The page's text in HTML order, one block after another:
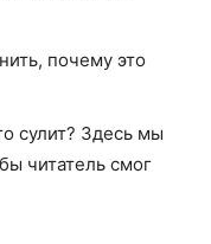
почему это
сулит? Здесь мы
читатель смог